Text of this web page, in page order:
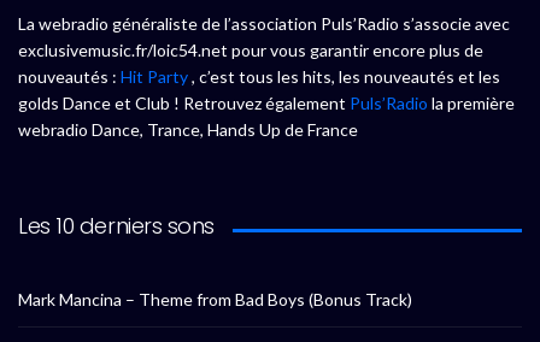
La webradio généraliste de l’association Puls’Radio s’associe avec
exclusivemusic.fr/loic54.net pour vous garantir encore plus de
nouveautés : Hit Party, c’est tous les hits, les nouveautés et les
golds Dance et Club ! Retrouvez également Puls’Radio la première
webradio Dance, Trance, Hands Up de France
Les 10 derniers sons
Mark Mancina – Theme from Bad Boys (Bonus Track)